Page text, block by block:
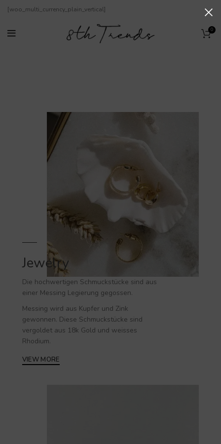
[woo_multi_currency_plain_vertical]
0
Jewelry
Die hochwertigen Schmuckstücke sind aus
einer Messing Legierung gegossen.
Messing wird aus Kupfer und Zink
gewonnen. Diese Schmuckstücke sind
vergoldet aus 18k Gold und weisses
Rhodium.
VIEW MORE